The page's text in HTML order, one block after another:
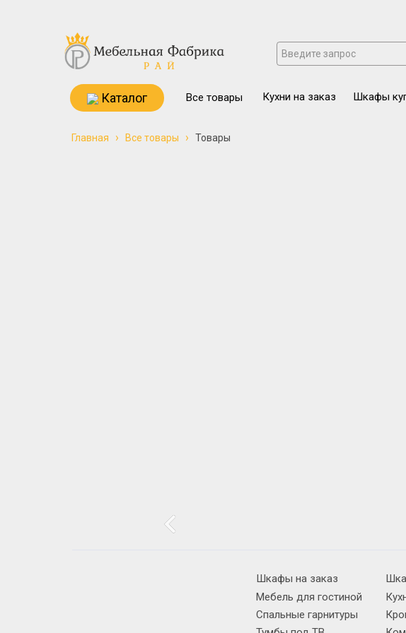
Кухни на заказ
Шкафы
Все товары
Каталог
Главная › Все товары › Товары
Шкафы на заказ
Мебель для гостиной
Спальные гарнитуры